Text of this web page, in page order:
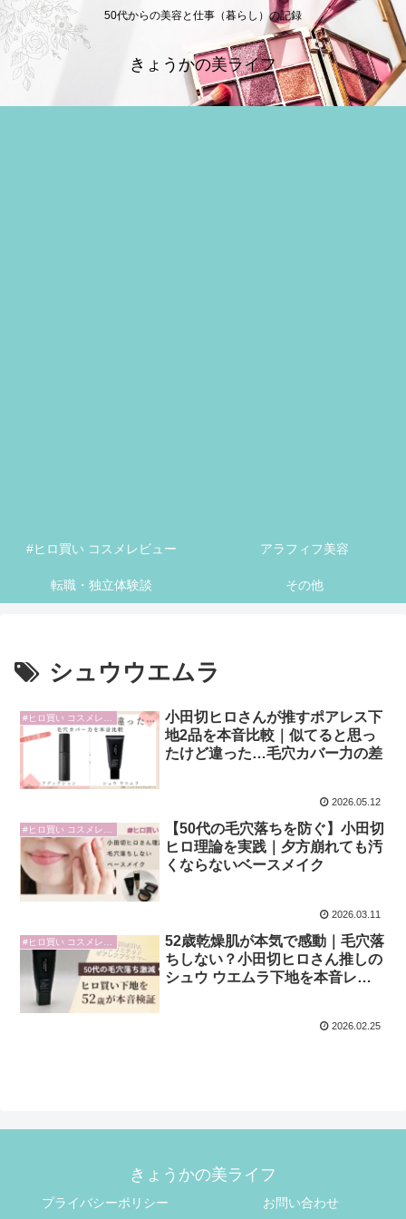
50代からの美容と仕事（暮らし）の記録
きょうかの美ライフ
#ヒロ買い コスメレビュー アラフィフ美容
転職・独立体験談 その他
シュウウエムラ
小田切ヒロさんが推すポアレス下
地2品を本音比較｜似てると思っ
たけど違った…毛穴カバー力の差
2026.05.12
#ヒロ買い コスメレビュー
【50代の毛穴落ちを防ぐ】小田切
ヒロ理論を実践｜夕方崩れても汚
くならないベースメイク
2026.03.11
52歳乾燥肌が本気で感動｜毛穴落
ちしない？小田切ヒロさん推しの
シュウ ウエムラ下地を本音レビ
2026.02.25
きょうかの美ライフ
プライバシーポリシー お問い合わせ